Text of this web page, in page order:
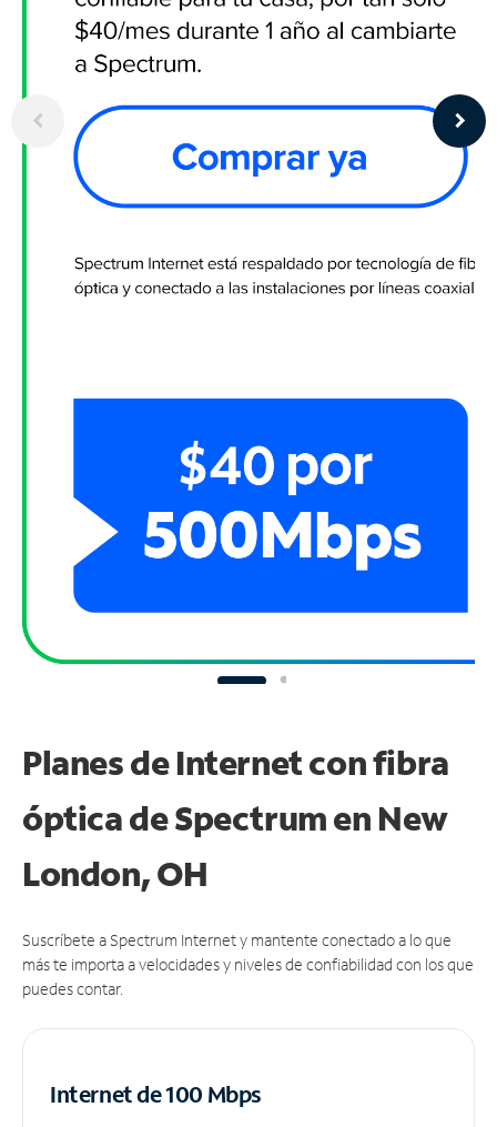
Planes de Internet con fibra
óptica de Spectrum en New
London, OH
Suscríbete a Spectrum Internet y mantente conectado a lo que
más te importa a velocidades y niveles de confiabilidad con los que
puedes contar.
Internet de 100 Mbps